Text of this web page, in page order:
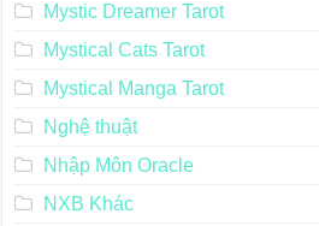
Mystic Dreamer Tarot
Mystical Cats Tarot
Mystical Manga Tarot
Nghệ thuật
Nhập Môn Oracle
NXB Khác